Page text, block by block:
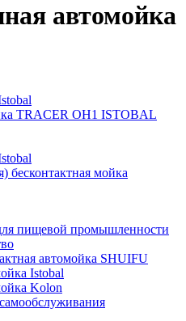
автомойка
TRACER OH1 ISTOBAL
бесконтактная мойка
пищевой промышленности
автомойка SHUIFU
Istobal
Kolon